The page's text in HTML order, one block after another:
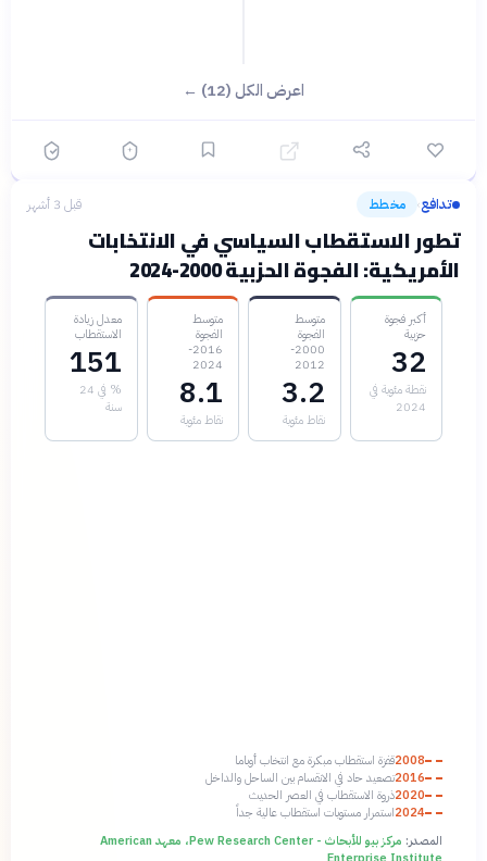
اعرض الكل (12) ←
تدافع› مخطط قبل 3 أشهر
تطور الاستقطاب السياسي في الانتخابات
الأمريكية: الفجوة الحزبية 2000-2024
أكبر فجوة
حزبية
32
نقطة مئوية في
2024
متوسط
الفجوة
2000-
2012
3.2
نقاط مئوية
متوسط
الفجوة
2016-
2024
8.1
نقاط مئوية
معدل زيادة
الاستقطاب
151
% في 24
سنة
2008قفزة استقطاب مبكرة مع انتخاب أوباما
2016تصعيد حاد في الانقسام بين الساحل والداخل
2020ذروة الاستقطاب في العصر الحديث
2024استمرار مستويات استقطاب عالية جداً
المصدر:
مركز بيو للأبحاث - Pew Research Center، معهد American